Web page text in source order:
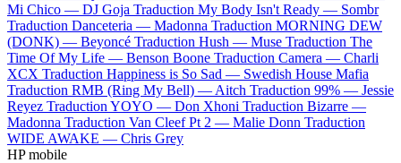
Mi Chico — DJ Goja Traduction My Body Isn't Ready — Sombr
Traduction Danceteria — Madonna Traduction MORNING DEW
(DONK) — Beyoncé Traduction Hush — Muse Traduction The
Time Of My Life — Benson Boone Traduction Camera — Charli
XCX Traduction Happiness is So Sad — Swedish House Mafia
Traduction RMB (Ring My Bell) — Aitch Traduction 99% — Jessie
Reyez Traduction YOYO — Don Xhoni Traduction Bizarre —
Madonna Traduction Van Cleef Pt 2 — Malie Donn Traduction
WIDE AWAKE — Chris Grey
HP mobile